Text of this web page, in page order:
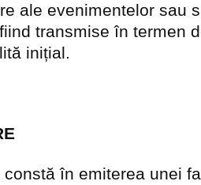
ale evenimentelor sau
transmise în termen
inițial.
constă în emiterea unei